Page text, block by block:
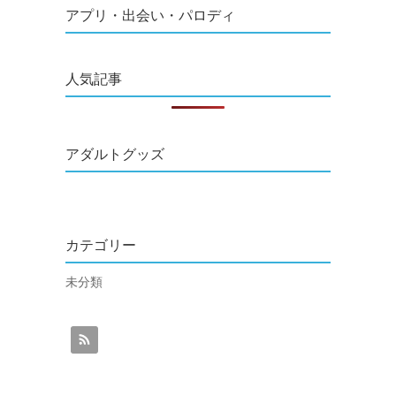
アプリ・出会い・パロディ
人気記事
アダルトグッズ
カテゴリー
未分類